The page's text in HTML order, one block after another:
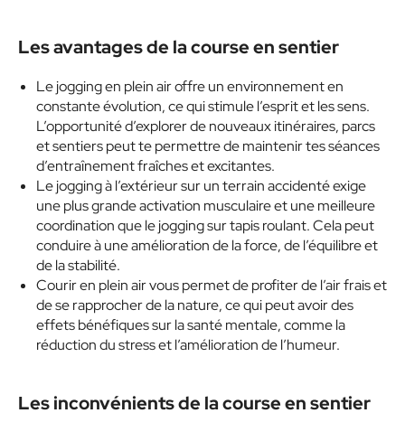
Les avantages de la course en sentier
Le jogging en plein air offre un environnement en
constante évolution, ce qui stimule l’esprit et les sens.
L’opportunité d’explorer de nouveaux itinéraires, parcs
et sentiers peut te permettre de maintenir tes séances
d’entraînement fraîches et excitantes.
Le jogging à l’extérieur sur un terrain accidenté exige
une plus grande activation musculaire et une meilleure
coordination que le jogging sur tapis roulant. Cela peut
conduire à une amélioration de la force, de l’équilibre et
de la stabilité.
Courir en plein air vous permet de profiter de l’air frais et
de se rapprocher de la nature, ce qui peut avoir des
effets bénéfiques sur la santé mentale, comme la
réduction du stress et l’amélioration de l’humeur.
Les inconvénients de la course en sentier